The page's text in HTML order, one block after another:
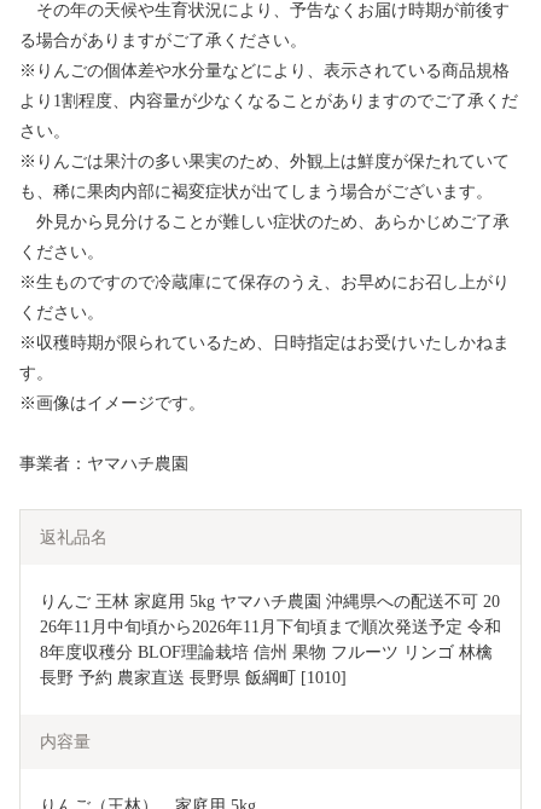
その年の天候や生育状況により、予告なくお届け時期が前後す
る場合がありますがご了承ください。
※りんごの個体差や水分量などにより、表示されている商品規格
より1割程度、内容量が少なくなることがありますのでご了承くだ
さい。
※りんごは果汁の多い果実のため、外観上は鮮度が保たれていて
も、稀に果肉内部に褐変症状が出てしまう場合がございます。
外見から見分けることが難しい症状のため、あらかじめご了承
ください。
※生ものですので冷蔵庫にて保存のうえ、お早めにお召し上がり
ください。
※収穫時期が限られているため、日時指定はお受けいたしかねま
す。
※画像はイメージです。
事業者：ヤマハチ農園
返礼品名
りんご 王林 家庭用 5kg ヤマハチ農園 沖縄県への配送不可 20
26年11月中旬頃から2026年11月下旬頃まで順次発送予定 令和
8年度収穫分 BLOF理論栽培 信州 果物 フルーツ リンゴ 林檎
長野 予約 農家直送 長野県 飯綱町 [1010]
内容量